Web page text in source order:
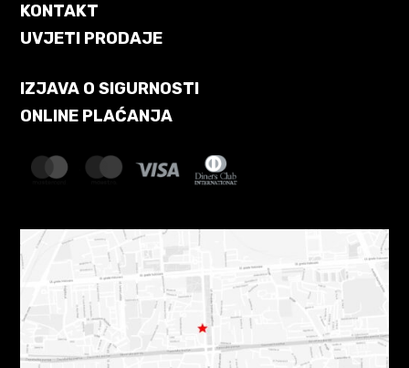
KONTAKT
UVJETI PRODAJE
IZJAVA O SIGURNOSTI
ONLINE PLAĆANJA